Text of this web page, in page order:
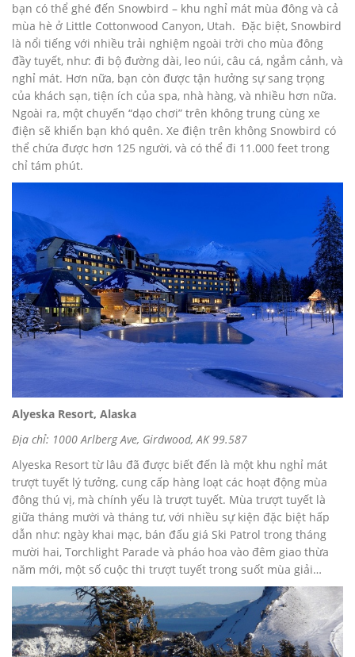
bạn có thể ghé đến Snowbird – khu nghỉ mát mùa đông và cả
mùa hè ở Little Cottonwood Canyon, Utah. Đặc biệt, Snowbird
là nổi tiếng với nhiều trải nghiệm ngoài trời cho mùa đông
đầy tuyết, như: đi bộ đường dài, leo núi, câu cá, ngắm cảnh, và
nghỉ mát. Hơn nữa, bạn còn được tận hưởng sự sang trọng
của khách sạn, tiện ích của spa, nhà hàng, và nhiều hơn nữa.
Ngoài ra, một chuyến “dạo chơi” trên không trung cùng xe
điện sẽ khiến bạn khó quên. Xe điện trên không Snowbird có
thể chứa được hơn 125 người, và có thể đi 11.000 feet trong
chỉ tám phút.
Alyeska Resort, Alaska
Địa chỉ: 1000 Arlberg Ave, Girdwood, AK 99.587
Alyeska Resort từ lâu đã được biết đến là một khu nghỉ mát
trượt tuyết lý tưởng, cung cấp hàng loạt các hoạt động mùa
đông thú vị, mà chính yếu là trượt tuyết. Mùa trượt tuyết là
giữa tháng mười và tháng tư, với nhiều sự kiện đặc biệt hấp
dẫn như: ngày khai mạc, bán đấu giá Ski Patrol trong tháng
mười hai, Torchlight Parade và pháo hoa vào đêm giao thừa
năm mới, một số cuộc thi trượt tuyết trong suốt mùa giải…